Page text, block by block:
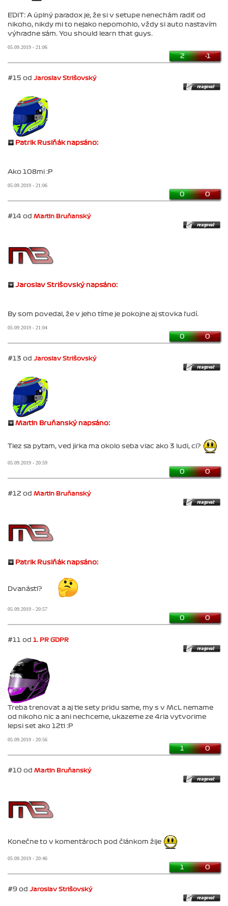
EDIT: A úplný paradox je, že si v setupe nenechám radiť od
nikoho, nikdy mi to nejako nepomohlo, vždy si auto nastavím
výhradne sám. You should learn that guys.
05.09.2019 - 21:06
2 -1
#15 od Jaroslav Strišovský
Patrik Rusiňák napsáno:
Ako 108mi :P
05.09.2019 - 21:06
0 0
#14 od Martin Bruňanský
Jaroslav Strišovský napsáno:
By som povedal, že v jeho tíme je pokojne aj stovka ľudí.
05.09.2019 - 21:04
0 0
#13 od Jaroslav Strišovský
Martin Bruňanský napsáno:
Tiez sa pytam, ved jirka ma okolo seba viac ako 3 ludi, ci?
05.09.2019 - 20:59
0 0
#12 od Martin Bruňanský
Patrik Rusiňák napsáno:
Dvanásti?
05.09.2019 - 20:57
0 0
#11 od 1. PR GDPR
Treba trenovat a aj tie sety pridu same, my s v McL nemame
od nikoho nic a ani nechceme, ukazeme ze 4ria vytvorime
lepsi set ako 12ti :P
05.09.2019 - 20:56
1 0
#10 od Martin Bruňanský
Konečne to v komentároch pod článkom žije
05.09.2019 - 20:46
1 0
#9 od Jaroslav Strišovský